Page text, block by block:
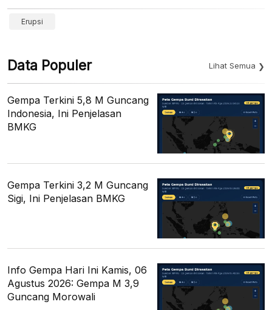
Erupsi
Data Populer Lihat Semua
Gempa Terkini 5,8 M Guncang
Indonesia, Ini Penjelasan
BMKG
Gempa Terkini 3,2 M Guncang
Sigi, Ini Penjelasan BMKG
Info Gempa Hari Ini Kamis, 06
Agustus 2026: Gempa M 3,9
Guncang Morowali